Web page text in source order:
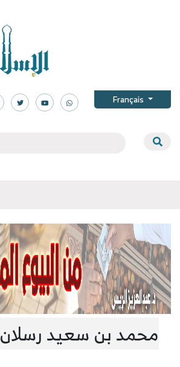
Français
محمد بن سعيد رسلان